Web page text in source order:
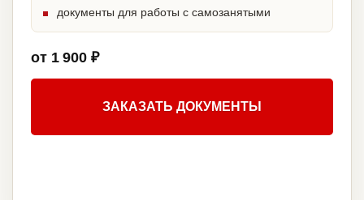
документы для работы с самозанятыми
от 1 900 ₽
ЗАКАЗАТЬ ДОКУМЕНТЫ